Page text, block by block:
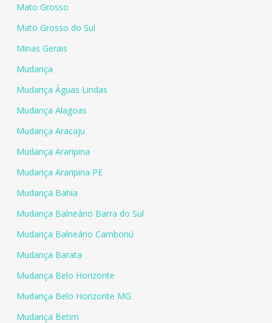
Mato Grosso
Mato Grosso do Sul
Minas Gerais
Mudança
Mudança Águas Lindas
Mudança Alagoas
Mudança Aracaju
Mudança Araripina
Mudança Araripina PE
Mudança Bahia
Mudança Balneário Barra do Sul
Mudança Balneário Camboriú
Mudança Barata
Mudança Belo Horizonte
Mudança Belo Horizonte MG
Mudança Betim